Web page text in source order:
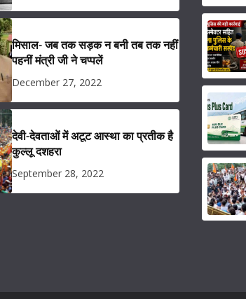
मिसाल- जब तक सड़क न बनी तब तक नहीं
पहनीं मंत्री जी ने चप्पलें
December 27, 2022
देवी-देवताओं में अटूट आस्था का प्रतीक है
कुल्लू दशहरा
September 28, 2022